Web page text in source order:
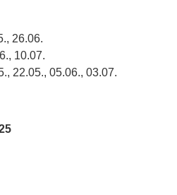
26.06.
10.07.
22.05., 05.06., 03.07.